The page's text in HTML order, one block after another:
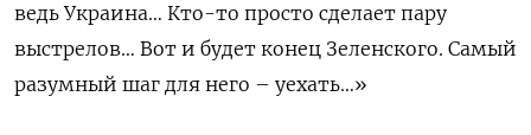
ведь Украина… Кто-то просто сделает пару
выстрелов… Вот и будет конец Зеленского. Самый
разумный шаг для него – уехать…»